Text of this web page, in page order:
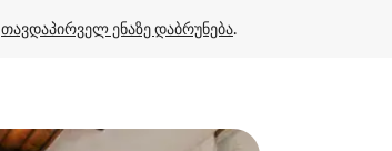
თავდაპირველ ენაზე დაბრუნება.